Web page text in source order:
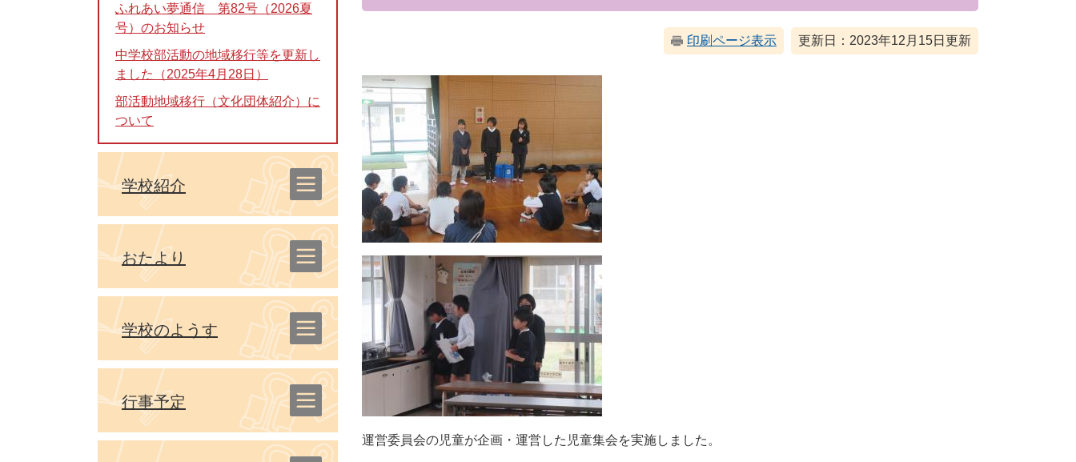
印刷ページ表示 更新日：2023年12月15日更新
運営委員会の児童が企画・運営した児童集会を実施しました。
ふれあい夢通信 第82号（2026夏
号）のお知らせ
中学校部活動の地域移行等を更新し
ました（2025年4月28日）
部活動地域移行（文化団体紹介）に
ついて
学校紹介
おたより
学校のようす
行事予定